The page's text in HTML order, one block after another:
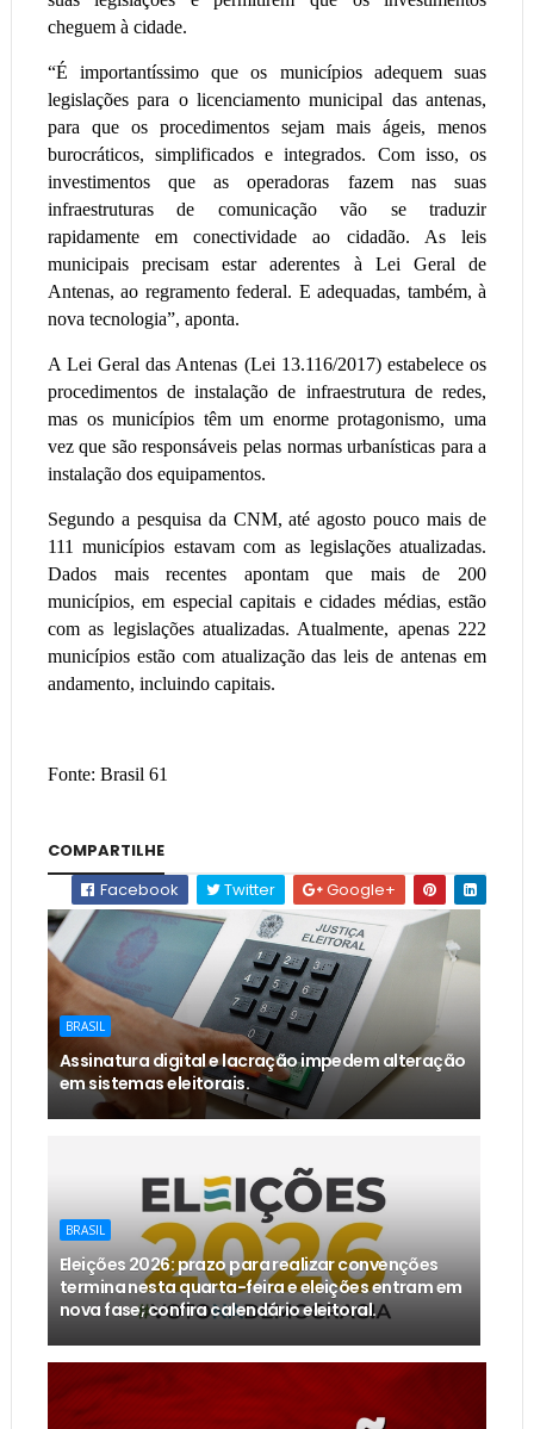
cheguem à cidade.
“É importantíssimo que os municípios adequem suas
legislações para o licenciamento municipal das antenas,
para que os procedimentos sejam mais ágeis, menos
burocráticos, simplificados e integrados. Com isso, os
investimentos que as operadoras fazem nas suas
infraestruturas de comunicação vão se traduzir
rapidamente em conectividade ao cidadão. As leis
municipais precisam estar aderentes à Lei Geral de
Antenas, ao regramento federal. E adequadas, também, à
nova tecnologia”, aponta.
A Lei Geral das Antenas (Lei 13.116/2017) estabelece os
procedimentos de instalação de infraestrutura de redes,
mas os municípios têm um enorme protagonismo, uma
vez que são responsáveis pelas normas urbanísticas para a
instalação dos equipamentos.
Segundo a pesquisa da CNM, até agosto pouco mais de
111 municípios estavam com as legislações atualizadas.
Dados mais recentes apontam que mais de 200
municípios, em especial capitais e cidades médias, estão
com as legislações atualizadas. Atualmente, apenas 222
municípios estão com atualização das leis de antenas em
andamento, incluindo capitais.
Fonte: Brasil 61
COMPARTILHE
Facebook
Twitter Google+
BRASIL
Assinatura digital e lacração impedem alteração
em sistemas eleitorais.
BRASIL
Eleições 2026: prazo para realizar convenções
termina nesta quarta-feira e eleições entram em
nova fase; confira calendário eleitoral.